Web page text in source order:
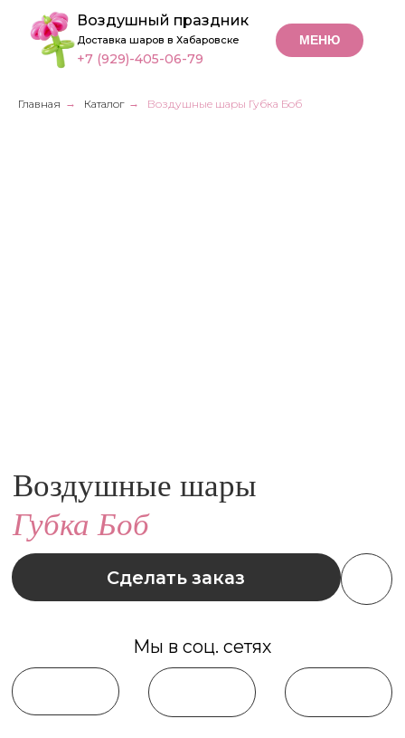
МЕНЮ
Воздушный праздник
Доставка шаров в Хабаровске
+7 (929)-405-06-79
Главная → Каталог → Воздушные шары Губка Боб